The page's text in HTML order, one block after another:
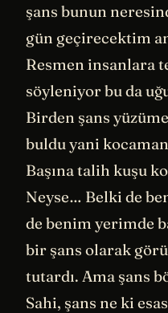
şans bunun
gün geçirecektim
Resmen insanlara
söyleniyor bu da
Birden şans
buldu yani
Başına talih kuşu
Neyse… Belki de
de benim yerimde
bir şans olarak
tutardı. Ama şans
Sahi, şans ne ki